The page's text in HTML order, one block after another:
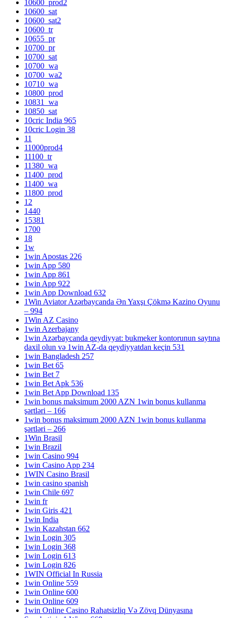
10600_prod2
10600_sat
10600_sat2
10600_tr
10655_pr
10700_pr
10700_sat
10700_wa
10700_wa2
10710_wa
10800_prod
10831_wa
10850_sat
10cric India 965
10cric Login 38
11
11000prod4
11100_tr
11380_wa
11400_prod
11400_wa
11800_prod
12
1440
15381
1700
18
1w
1win Apostas 226
1win App 580
1win App 861
1win App 922
1win App Download 632
1Win Aviator Azərbaycanda Ən Yaxşı Çökmə Kazino Oyunu
– 994
1Win AZ Casino
1win Azerbajany
1win Azərbaycanda qeydiyyat: bukmeker kontorunun saytına
daxil olun və 1win AZ-da qeydiyyatdan keçin 531
1win Bangladesh 257
1win Bet 65
1win Bet 7
1win Bet Apk 536
1win Bet App Download 135
1win bonus maksimum 2000 AZN 1win bonus kullanma
şərtləri – 166
1win bonus maksimum 2000 AZN 1win bonus kullanma
şərtləri – 266
1Win Brasil
1win Brazil
1win Casino 994
1win Casino App 234
1WIN Casino Brasil
1win casino spanish
1win Chile 697
1win fr
1win Giris 421
1win India
1win Kazahstan 662
1win Login 305
1win Login 368
1win Login 613
1win Login 826
1WIN Official In Russia
1win Online 559
1win Online 600
1win Online 609
1win Online Casino Rahatsizliq Və Zövq Dünyasına